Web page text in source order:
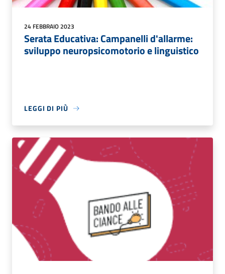
24 FEBBRAIO 2023
Serata Educativa: Campanelli d'allarme:
sviluppo neuropsicomotorio e linguistico
LEGGI DI PIÙ